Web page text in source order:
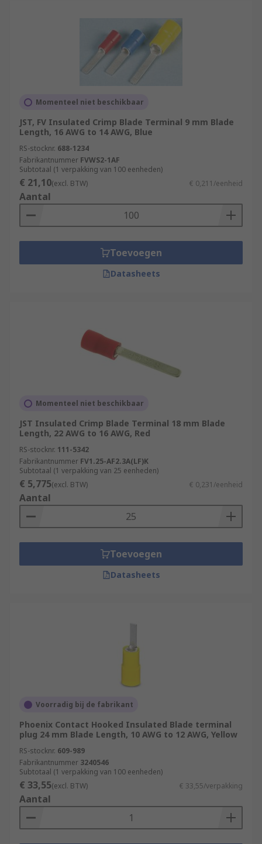
completely inserted into the crimp barrel, which
prevents them from pulling out. Less bulky
uninsulated terminals come without sleeves and
are mainly used for printed circuit boards.
Momenteel niet beschikbaar
JST, FV Insulated Crimp Blade Terminal 9 mm Blade
Length, 16 AWG to 14 AWG, Blue
RS-stocknr. 688-1234
Fabrikantnummer FVWS2-1AF
Subtotaal (1 verpakking van 100 eenheden)
€ 21,10(excl. BTW) € 0,211/eenheid
Aantal
Toevoegen
Datasheets
Momenteel niet beschikbaar
JST Insulated Crimp Blade Terminal 18 mm Blade
Length, 22 AWG to 16 AWG, Red
RS-stocknr. 111-5342
Fabrikantnummer FV1.25-AF2.3A(LF)K
Subtotaal (1 verpakking van 25 eenheden)
€ 5,775(excl. BTW) € 0,231/eenheid
Aantal
Toevoegen
Datasheets
Voorradig bij de fabrikant
Phoenix Contact Hooked Insulated Blade terminal
plug 24 mm Blade Length, 10 AWG to 12 AWG, Yellow
RS-stocknr. 609-989
Fabrikantnummer 3240546
Subtotaal (1 verpakking van 100 eenheden)
€ 33,55(excl. BTW) € 33,55/verpakking
Aantal